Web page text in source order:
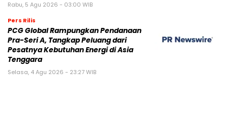
Rabu, 5 Agu 2026 - 03:00 WIB
Pers Rilis
PCG Global Rampungkan Pendanaan
Pra-Seri A, Tangkap Peluang dari
Pesatnya Kebutuhan Energi di Asia
Tenggara
Selasa, 4 Agu 2026 - 23:27 WIB